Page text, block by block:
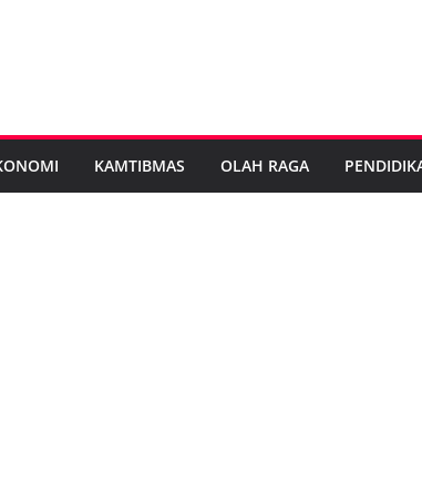
KAMTIBMAS OLAH RAGA